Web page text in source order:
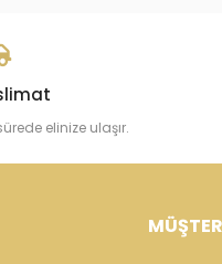
elinize ulaşır.